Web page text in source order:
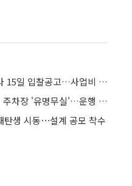
일 입찰공고…사업비 98억"
차량 5부제, 세종정부청사 옥외 주차장 '유명무실'…운행 제한 실효성 의문
탄생 시동⋯설계 공모 착수